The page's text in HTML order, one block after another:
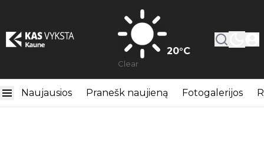
20°C
Clear
Naujausios Pranešk naujieną Fotogalerijos